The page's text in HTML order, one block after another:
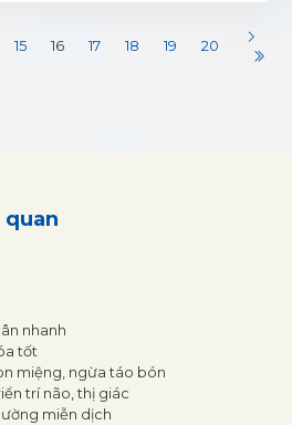
15 16 17 18 19 20
quan
nhanh
tốt
miệng, ngừa táo bón
trí não, thị giác
miễn dịch